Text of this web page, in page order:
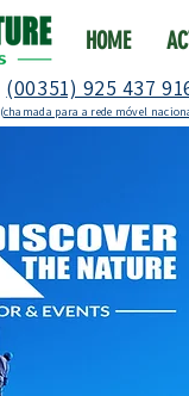
HOME
(00351) 925 437
(chamada para a rede móvel